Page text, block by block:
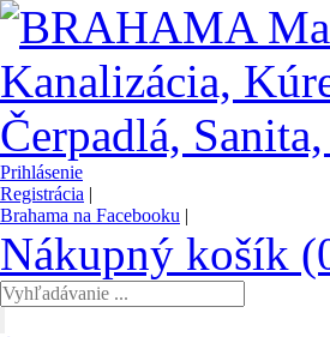
Prihlásenie
Registrácia |
Brahama na Facebooku |
Nákupný košík